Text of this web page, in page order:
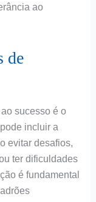
ao
de
sucesso é o
incluir a
evitar desafios,
ter dificuldades
é fundamental